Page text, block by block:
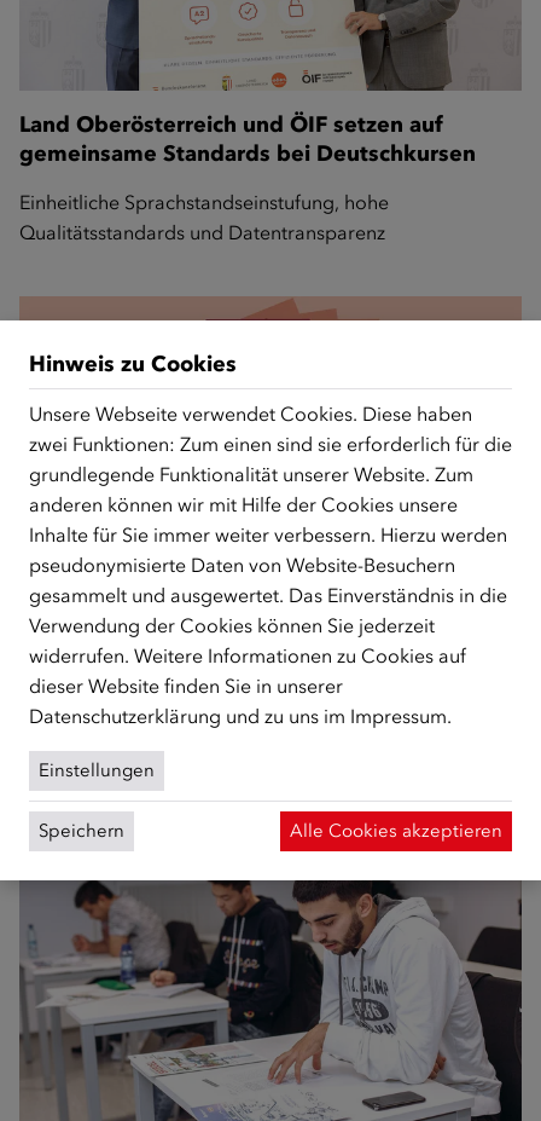
Land Oberösterreich und ÖIF setzen auf
gemeinsame Standards bei Deutschkursen
Einheitliche Sprachstandseinstufung, hohe
Qualitätsstandards und Datentransparenz
Neues ÖIF-Factsheet: Knapp jede vierte Frau
aus Syrien, Afghanistan und dem Irak ist
erwerbstätig
Arbeitslosigkeit unter subsidiär Schutzberechtigten sinkt
deutlich, stagnierend hohe Arbeitslosigkeit unter
weiblichen Flüchtlingen / Zahlen, Daten…
Hinweis zu Cookies
Unsere Webseite verwendet Cookies. Diese haben
zwei Funktionen: Zum einen sind sie erforderlich für die
grundlegende Funktionalität unserer Website. Zum
anderen können wir mit Hilfe der Cookies unsere
Inhalte für Sie immer weiter verbessern. Hierzu werden
pseudonymisierte Daten von Website-Besuchern
gesammelt und ausgewertet. Das Einverständnis in die
Verwendung der Cookies können Sie jederzeit
widerrufen. Weitere Informationen zu Cookies auf
dieser Website finden Sie in unserer
Datenschutzerklärung und zu uns im Impressum.
Einstellungen
Speichern Alle Cookies akzeptieren